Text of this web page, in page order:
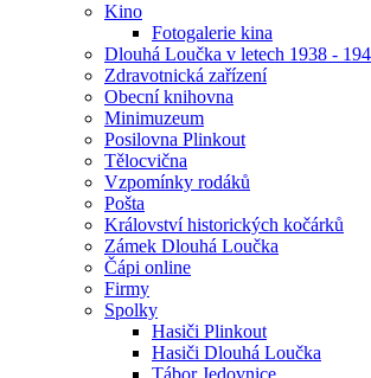
Kino
Fotogalerie kina
Dlouhá Loučka v letech 1938 -
Zdravotnická zařízení
Obecní knihovna
Minimuzeum
Posilovna Plinkout
Tělocvična
Vzpomínky rodáků
Pošta
Království historických kočárků
Zámek Dlouhá Loučka
Čápi online
Firmy
Spolky
Hasiči Plinkout
Hasiči Dlouhá Loučka
Tábor Jedovnice